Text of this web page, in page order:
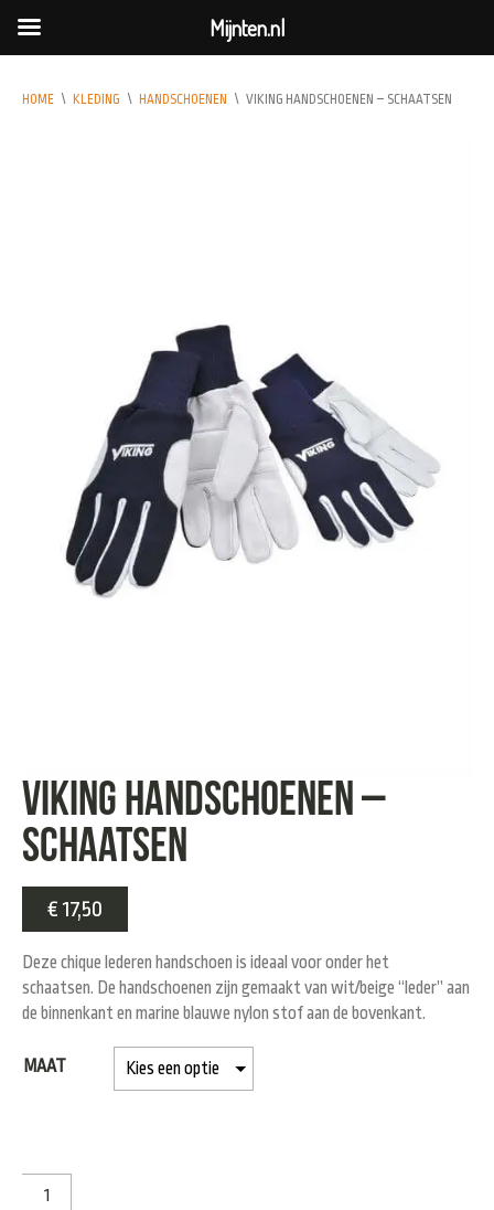
HOME \ KLEDING \ HANDSCHOENEN \ VIKING HANDSCHOENEN – SCHAATSEN
Viking Handschoenen –
Schaatsen
€ 17,50
Deze chique lederen handschoen is ideaal voor onder het
schaatsen. De handschoenen zijn gemaakt van wit/beige “leder” aan
de binnenkant en marine blauwe nylon stof aan de bovenkant.
MAAT
Mijnten.nl